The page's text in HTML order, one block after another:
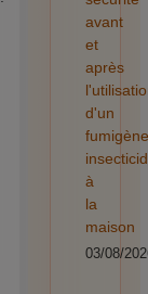
avant
et
après
d'un
fumigène
à
la
maison
03/08/